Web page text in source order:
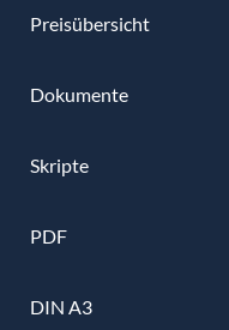
Preisübersicht
Dokumente
Skripte
PDF
DIN A3